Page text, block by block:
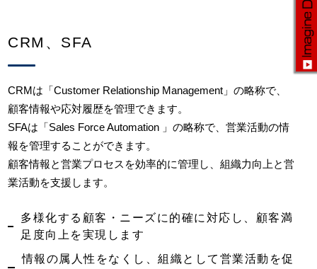
CRM、SFA
CRMは「Customer Relationship Management」の略称で、
顧客情報や応対履歴を管理できます。
SFAは「Sales Force Automation 」の略称で、営業活動の情
報を管理することができます。
顧客情報と営業プロセスを効率的に管理し、組織力向上と営
業活動を支援します。
多様化する顧客・ニーズに的確に対応し、顧客満
足度向上を実現します
情報の属人性をなくし、組織として営業活動を促